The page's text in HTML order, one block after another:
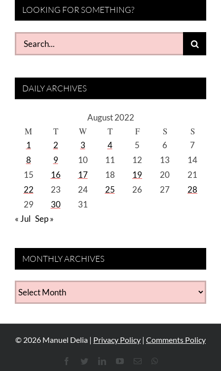
LOOKING FOR SOMETHING?
Search
for:
DAILY ARCHIVES
August 2022
M T W T F S S
1 2 3 4 5 6
7
8
9 10 11 12 13
14
15
16 17 18 19 20
21
22
23 24 25 26 27
28
29
30
31
« Jul Sep »
MONTHLY ARCHIVES
MONTHLY
ARCHIVES
© 2026 Manuel Delia | Privacy Policy | Comments Policy
FacebookTwitterLinkedInYouTube
Email